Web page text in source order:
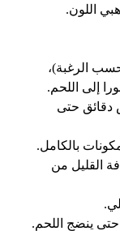
اللون.
الرغبة)،
إلى اللحم.
دقائق حتى
بالكامل.
القليل من
ينضج اللحم.